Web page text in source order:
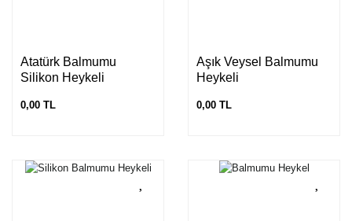
Atatürk Balmumu
Silikon Heykeli
0,00 TL
Aşık Veysel Balmumu
Heykeli
0,00 TL